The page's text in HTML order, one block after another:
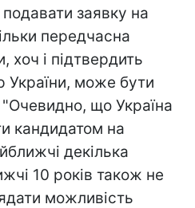
заявку на
передчасна
хоч і підтвердить
України, може бути
"Очевидно, що Україна
кандидатом на
декілька
10 років також не
можливість